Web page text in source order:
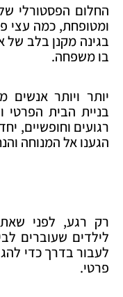
החלום הפסטורלי
ומטופחת, כמה עצי
בגינה מקנן בלב של
בו משפחה.
יותר ויותר
בניית הבית הפרטי
רגועים וחופשיים,
הגענו אל המנוחה
רק רגע, לפני
לילדים שעוברים
לעבור בדרך כדי
פרטי.